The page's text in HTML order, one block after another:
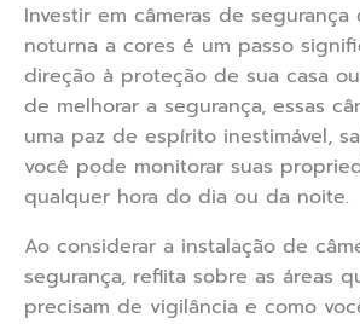
Investir em câmeras de segurança
noturna a cores é um passo
direção à proteção de sua casa
de melhorar a segurança, essas
uma paz de espírito inestimável,
você pode monitorar suas
qualquer hora do dia ou da noite.
Ao considerar a instalação de
segurança, reflita sobre as áreas
precisam de vigilância e como